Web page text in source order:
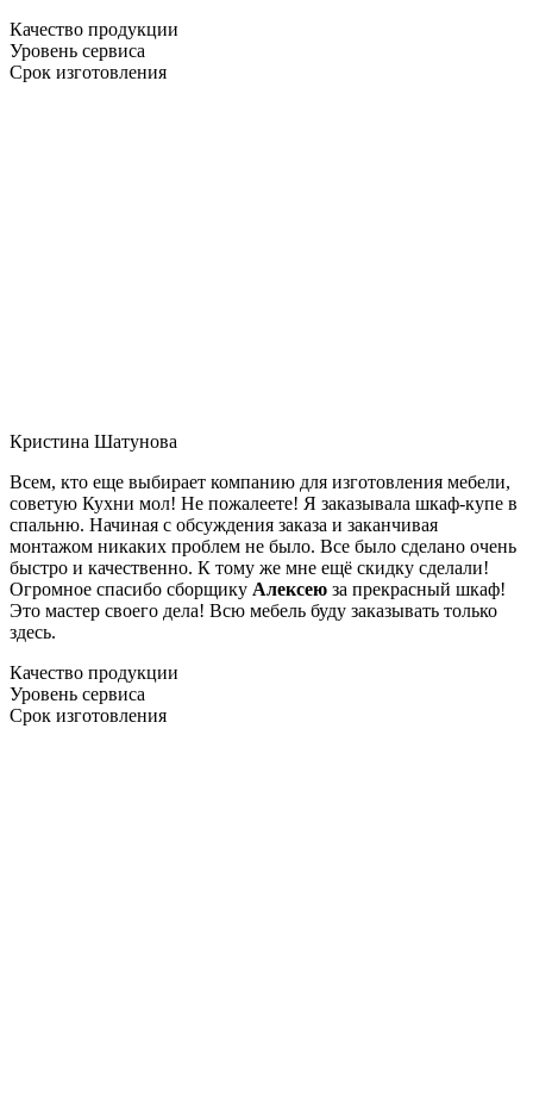
Качество продукции
Уровень сервиса
Срок изготовления
Кристина Шатунова
Всем, кто еще выбирает компанию для изготовления мебели,
советую Кухни мол! Не пожалеете! Я заказывала шкаф-купе в
спальню. Начиная с обсуждения заказа и заканчивая
монтажом никаких проблем не было. Все было сделано очень
быстро и качественно. К тому же мне ещё скидку сделали!
Огромное спасибо сборщику Алексею за прекрасный шкаф!
Это мастер своего дела! Всю мебель буду заказывать только
здесь.
Качество продукции
Уровень сервиса
Срок изготовления